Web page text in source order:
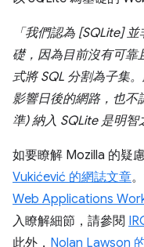
「我們認為 [SQLite]
礎，因為目前沒有可靠
式將 SQL 分割為子集
影響日後的網路，也不
準) 納入 SQLite 是明智
如要瞭解 Mozilla 的疑
Vukićević 的網誌文章
Web Applications
入瞭解細節，請參閱
此外， Nolan Lawson